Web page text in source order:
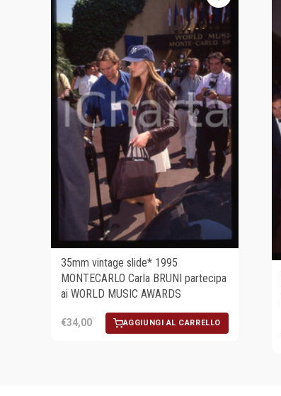
35mm vintage slide* 1995
MONTECARLO Carla BRUNI partecipa
ai WORLD MUSIC AWARDS
€34,00 AGGIUNGI AL CARRELLO